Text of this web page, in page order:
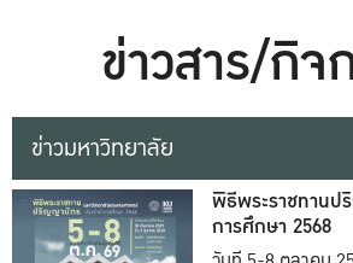
ข่าวสาร/กิจ
ข่าวมหาวิทยาลัย
พิธีพระราชทาน
การศึกษา 2568